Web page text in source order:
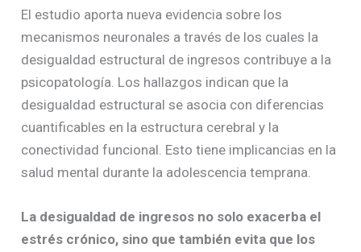
El estudio aporta nueva evidencia sobre los
mecanismos neuronales a través de los cuales la
desigualdad estructural de ingresos contribuye a la
psicopatología. Los hallazgos indican que la
desigualdad estructural se asocia con diferencias
cuantificables en la estructura cerebral y la
conectividad funcional. Esto tiene implicancias en la
salud mental durante la adolescencia temprana.
La desigualdad de ingresos no solo exacerba el
estrés crónico, sino que también evita que los